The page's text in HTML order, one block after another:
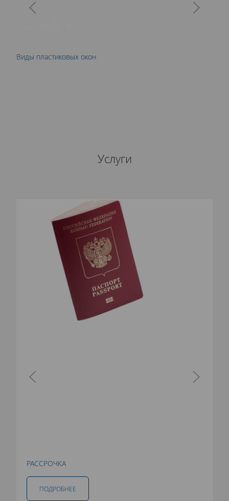
Виды пластиковых окон
Услуги
РАССРОЧКА
ПОДРОБНЕЕ